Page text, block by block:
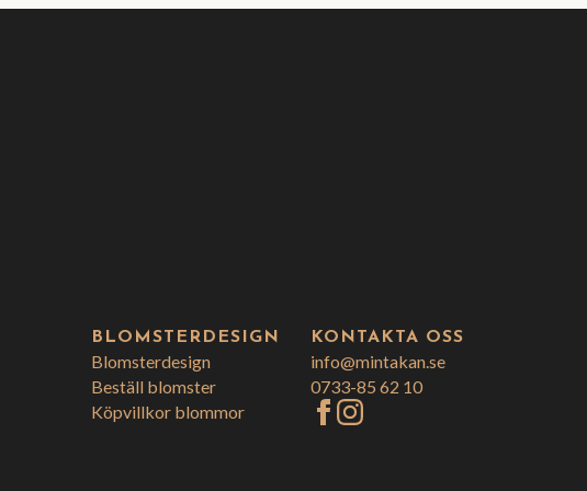
BLOMSTERDESIGN
Blomsterdesign
Beställ blomster
Köpvillkor blommor
KONTAKTA OSS
info@mintakan.se
0733-85 62 10